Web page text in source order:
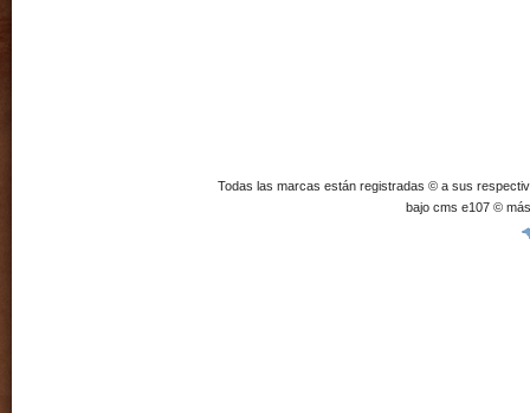
Todas las marcas están registradas © a sus
bajo cms e107 ©